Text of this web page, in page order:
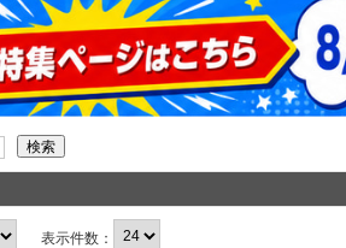
表示件数：